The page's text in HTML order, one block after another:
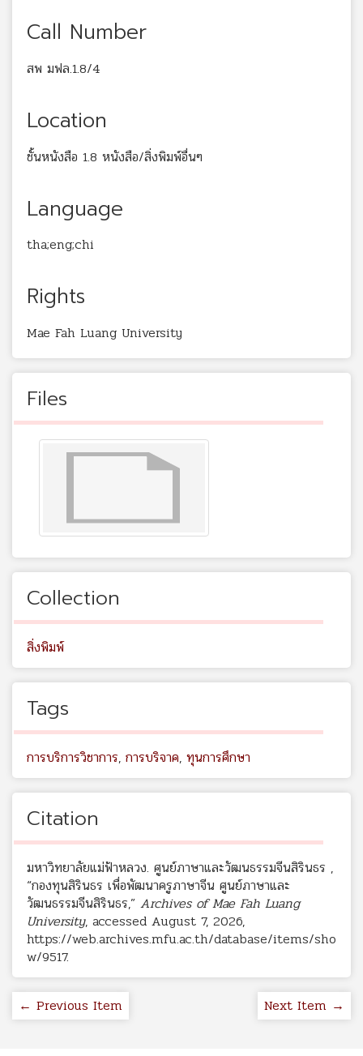
Call Number
สพ มฟล.1.8/4
Location
ชั้นหนังสือ 1.8 หนังสือ/สิ่งพิมพ์อื่นๆ
Language
tha;eng;chi
Rights
Mae Fah Luang University
Files
Collection
สิ่งพิมพ์
Tags
การบริการวิชาการ, การบริจาค, ทุนการศึกษา
Citation
มหาวิทยาลัยแม่ฟ้าหลวง. ศูนย์ภาษาและวัฒนธรรมจีนสิรินธร ,
“กองทุนสิรินธร เพื่อพัฒนาครูภาษาจีน ศูนย์ภาษาและ
วัฒนธรรมจีนสิรินธร,” Archives of Mae Fah Luang
University, accessed August 7, 2026,
https://web.archives.mfu.ac.th/database/items/sho
w/9517.
← Previous Item Next Item →